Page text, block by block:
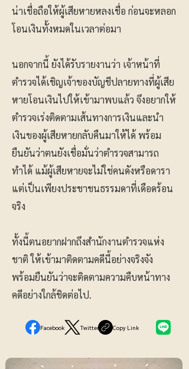
น่าเชื่อถือให้ผู้เสียหายหลงเชื่อ ก่อนจะหลอก
โอนเงินทั้งหมดในเวลาต่อมา
นอกจากนี้ ยังได้รับรายงานว่า เจ้าหน้าที่
ตำรวจได้เชิญเจ้าของบัญชีปลายทางที่ผู้เสีย
หายโอนเงินไปให้เข้ามาพบแล้ว จึงอยากให้
ตำรวจเร่งติดตามเส้นทางการเงินและนำ
เงินของผู้เสียหายกลับคืนมาให้ได้ พร้อม
ยืนยันว่าตนยังเชื่อมั่นว่าตำรวจสามารถ
ทำได้ แม้ผู้เสียหายจะไม่ใช่คนดังหรือดารา
แต่เป็นเพียงประชาชนธรรมดาที่เดือดร้อน
จริง
ทั้งนี้ตนอยากฝากถึงสำนักงานตำรวจแห่ง
ชาติ ให้เข้ามาติดตามคดีนี้อย่างจริงจัง
พร้อมยืนยันว่าจะติดตามความคืบหน้าทาง
คดีอย่างใกล้ชิดต่อไป.
Facebook Twitter Copy Link